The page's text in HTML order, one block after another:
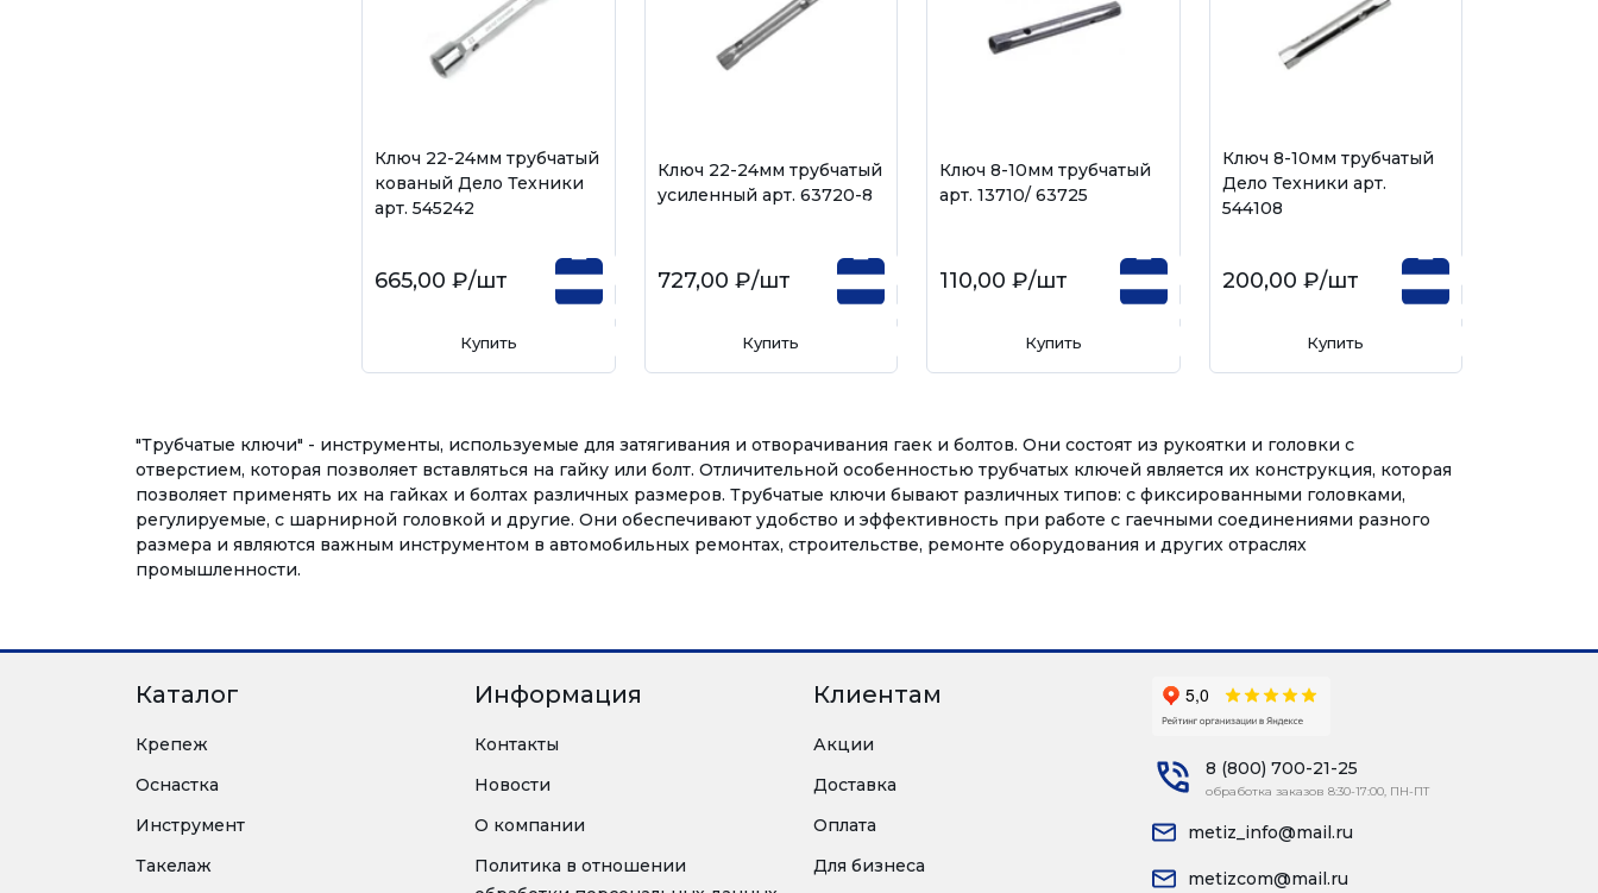
Ключ 22-24мм трубчатый
кованый Дело Техники
арт. 545242
665,00 ₽/шт
Купить
Ключ 22-24мм трубчатый
усиленный арт. 63720-8
727,00 ₽/шт
Купить
Ключ 8-10мм трубчатый
арт. 13710/ 63725
110,00 ₽/шт
Купить
Ключ 8-10мм трубчатый
Дело Техники арт.
544108
200,00 ₽/шт
Купить
"Трубчатые ключи" - инструменты, используемые для затягивания и отворачивания гаек и болтов. Они состоят из рукоятки и головки с
отверстием, которая позволяет вставляться на гайку или болт. Отличительной особенностью трубчатых ключей является их конструкция, которая
позволяет применять их на гайках и болтах различных размеров. Трубчатые ключи бывают различных типов: с фиксированными головками,
регулируемые, с шарнирной головкой и другие. Они обеспечивают удобство и эффективность при работе с гаечными соединениями разного
размера и являются важным инструментом в автомобильных ремонтах, строительстве, ремонте оборудования и других отраслях
промышленности.
Каталог
Крепеж
Оснастка
Инструмент
Такелаж
Информация
Контакты
Новости
О компании
Политика в отношении
Клиентам
Акции
Доставка
Оплата
Для бизнеса
8 (800) 700-21-25
обработка заказов 8:30-17:00, ПН-ПТ
metiz_info@mail.ru
metizcom@mail.ru